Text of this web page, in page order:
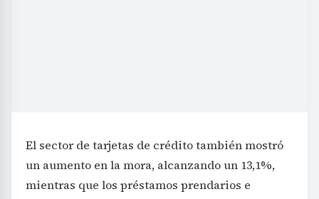
El sector de tarjetas de crédito también mostró
un aumento en la mora, alcanzando un 13,1%,
mientras que los préstamos prendarios e